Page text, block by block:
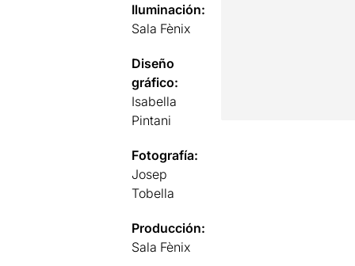
Iluminación:
Sala Fènix
Diseño
gráfico:
Isabella
Pintani
Fotografía:
Josep
Tobella
Producción:
Sala Fènix